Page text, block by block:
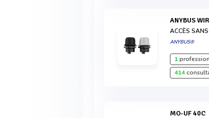
ANYBUS
ACCÈS
ANYBUS®
1
414
MO-UF 40C